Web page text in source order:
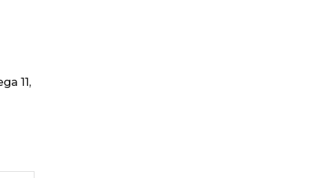
11,